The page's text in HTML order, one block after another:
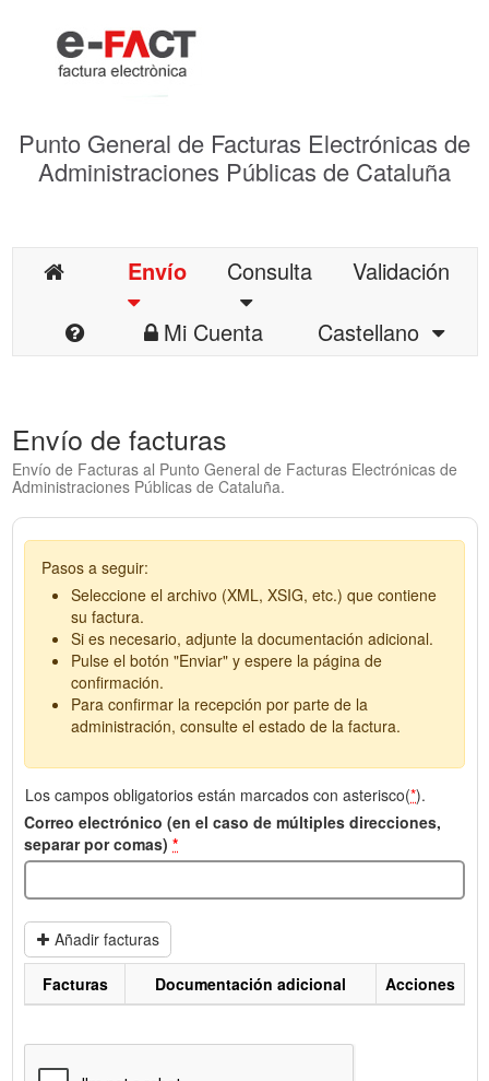
Punto General de Facturas Electrónicas de
Administraciones Públicas de Cataluña
Envío Consulta
Validación
Mi Cuenta
Castellano
Envío de facturas
Envío de Facturas al Punto General de Facturas Electrónicas de
Administraciones Públicas de Cataluña.
Pasos a seguir:
Seleccione el archivo (XML, XSIG, etc.) que contiene
su factura.
Si es necesario, adjunte la documentación adicional.
Pulse el botón "Enviar" y espere la página de
confirmación.
Para confirmar la recepción por parte de la
administración, consulte el estado de la factura.
Los campos obligatorios están marcados con asterisco(*).
Correo electrónico (en el caso de múltiples direcciones,
separar por comas) *
Añadir facturas
Facturas Documentación adicional Acciones